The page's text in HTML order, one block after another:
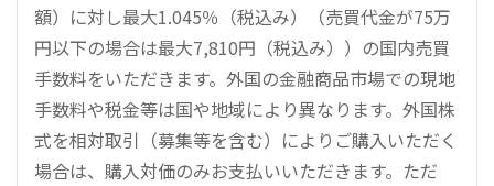
額）に対し最大1.045％（税込み）（売買代金が75万
円以下の場合は最大7,810円（税込み））の国内売買
手数料をいただきます。外国の金融商品市場での現地
手数料や税金等は国や地域により異なります。外国株
式を相対取引（募集等を含む）によりご購入いただく
場合は、購入対価のみお支払いいただきます。ただ